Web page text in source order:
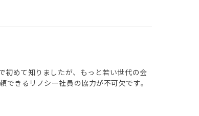
初めて知りましたが、もっと若い世代の会
きるリノシー社員の協力が不可欠です。